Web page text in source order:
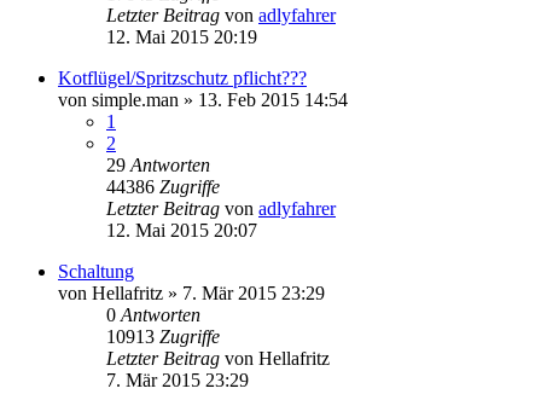
Letzter Beitrag von adlyfahrer
12. Mai 2015 20:19
Kotflügel/Spritzschutz pflicht???
von simple.man » 13. Feb 2015 14:54
1
2
29 Antworten
44386 Zugriffe
Letzter Beitrag von adlyfahrer
12. Mai 2015 20:07
Schaltung
von Hellafritz » 7. Mär 2015 23:29
0 Antworten
10913 Zugriffe
Letzter Beitrag von Hellafritz
7. Mär 2015 23:29